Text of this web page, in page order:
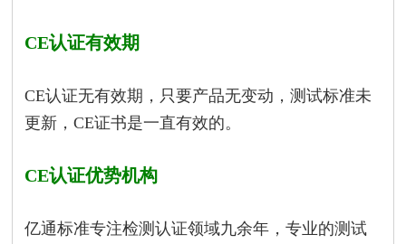
CE认证有效期
CE认证无有效期，只要产品无变动，测试标准未
更新，CE证书是一直有效的。
CE认证优势机构
亿通标准专注检测认证领域九余年，专业的测试